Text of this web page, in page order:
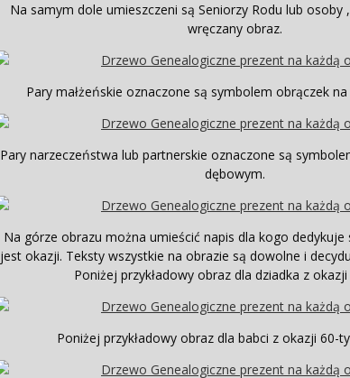
Na samym dole umieszczeni są Seniorzy Rodu lub osoby
wręczany obraz.
Pary małżeńskie oznaczone są symbolem obrączek
Pary narzeczeństwa lub partnerskie oznaczone są
dębowym.
Na górze obrazu można umieścić napis dla kogo dedykuje
jest okazji. Teksty wszystkie na obrazie są dowolne i
Poniżej przykładowy obraz dla dziadka z
Poniżej przykładowy obraz dla babci z okazji 60-